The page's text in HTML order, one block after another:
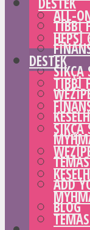
TIBBI
SIKÇA
ADD
BLOG
ALL-
HEPSI
DESTEK
TIBBI
SIKÇA